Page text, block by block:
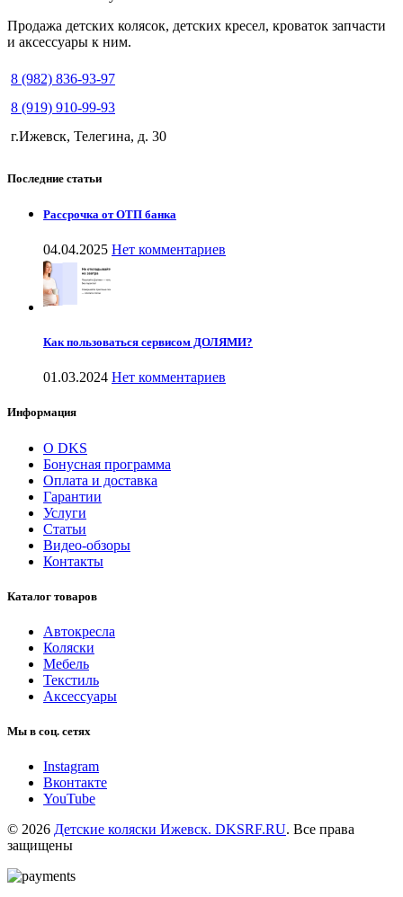
Продажа детских колясок, детских кресел, кроваток запчасти
и аксессуары к ним.
8 (982) 836-93-97
8 (919) 910-99-93
г.Ижевск, Телегина, д. 30
Последние статьи
Рассрочка от ОТП банка
04.04.2025 Нет комментариев
Как пользоваться сервисом ДОЛЯМИ?
01.03.2024 Нет комментариев
Информация
О DKS
Бонусная программа
Оплата и доставка
Гарантии
Услуги
Статьи
Видео-обзоры
Контакты
Каталог товаров
Автокресла
Коляски
Мебель
Текстиль
Аксессуары
Мы в соц. сетях
Instagram
Вконтакте
YouTube
© 2026 Детские коляски Ижевск. DKSRF.RU. Все права
защищены